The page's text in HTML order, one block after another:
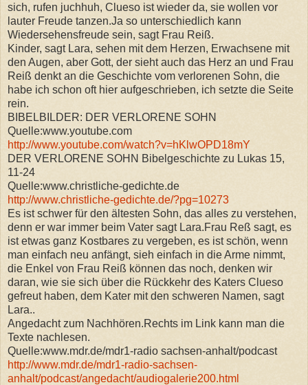
sich, rufen juchhuh, Clueso ist wieder da, sie wollen vor
lauter Freude tanzen.Ja so unterschiedlich kann
Wiedersehensfreude sein, sagt Frau Reiß.
Kinder, sagt Lara, sehen mit dem Herzen, Erwachsene mit
den Augen, aber Gott, der sieht auch das Herz an und Frau
Reiß denkt an die Geschichte vom verlorenen Sohn, die
habe ich schon oft hier aufgeschrieben, ich setzte die Seite
rein.
BIBELBILDER: DER VERLORENE SOHN
Quelle:www.youtube.com
http://www.youtube.com/watch?v=hKlwOPD18mY
DER VERLORENE SOHN Bibelgeschichte zu Lukas 15,
11-24
Quelle:www.christliche-gedichte.de
http://www.christliche-gedichte.de/?pg=10273
Es ist schwer für den ältesten Sohn, das alles zu verstehen,
denn er war immer beim Vater sagt Lara.Frau Reß sagt, es
ist etwas ganz Kostbares zu vergeben, es ist schön, wenn
man einfach neu anfängt, sieh einfach in die Arme nimmt,
die Enkel von Frau Reiß können das noch, denken wir
daran, wie sie sich über die Rückkehr des Katers Clueso
gefreut haben, dem Kater mit den schweren Namen, sagt
Lara..
Angedacht zum Nachhören.Rechts im Link kann man die
Texte nachlesen.
Quelle:www.mdr.de/mdr1-radio sachsen-anhalt/podcast
http://www.mdr.de/mdr1-radio-sachsen-
anhalt/podcast/angedacht/audiogalerie200.html